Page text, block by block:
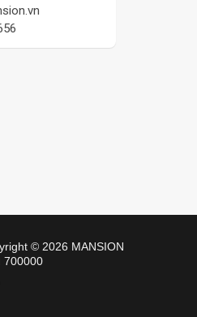
© 2026 MANSION
700000